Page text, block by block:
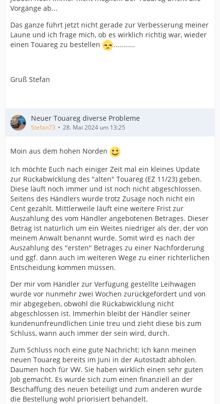
Vorgänge ab...
Das ganze führt jetzt nicht gerade zur Verbesserung meiner
Laune und ich frage mich, ob es wirklich richtig war, wieder
einen Touareg zu bestellen
...........
Gruß Stefan
Neuer Touareg diverse Probleme
Stefan73 28. Mai 2024 um 13:25
Moin aus dem hohen Norden
Ich möchte Euch nach einiger Zeit mal ein kleines Update
zur Rückabwicklung des "alten" Touareg (EZ 11/23) geben.
Diese läuft noch immer und ist noch nicht abgeschlossen.
Seitens des Händlers wurde trotz Zusage noch nicht ein
Cent gezahlt. Mittlerweile läuft eine weitere Frist zur
Auszahlung des vom Händler angebotenen Betrages. Dieser
Betrag ist natürlich um ein Weites niedriger als der, der von
meinem Anwalt benannt wurde. Somit wird es nach der
Auszahlung des "ersten" Betrages zu einer Nachforderung
und ggf. dann auch im weiteren Wege zu einer richterlichen
Entscheidung kommen müssen.
Der mir vom Händler zur Verfügung gestellte Leihwagen
wurde vor nunmehr zwei Wochen zurückgefordert und von
mir abgegeben, obwohl die Rückabwicklung nicht
abgeschlossen ist. Immerhin bleibt der Händler seiner
kundenunfreundlichen Linie treu und zieht diese bis zum
Schluss, wann auch immer der sein wird, durch.
Zum Schluss noch eine gute Nachricht: Ich kann meinen
neuen Touareg bereits im Juni in der Autostadt abholen.
Daumen hoch für VW. Sie haben wirklich einen sehr guten
Job gemacht. Es wurde sich zum einen finanziell an der
Beschaffung des neuen beteiligt und zum anderen wurde
die Bestellung wohl priorisiert behandelt.